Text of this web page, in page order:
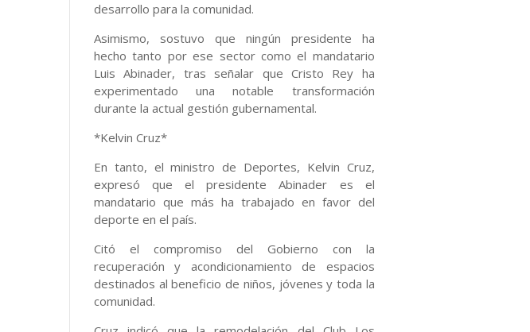
desarrollo para la comunidad.
Asimismo, sostuvo que ningún presidente ha
hecho tanto por ese sector como el mandatario
Luis Abinader, tras señalar que Cristo Rey ha
experimentado una notable transformación
durante la actual gestión gubernamental.
*Kelvin Cruz*
En tanto, el ministro de Deportes, Kelvin Cruz,
expresó que el presidente Abinader es el
mandatario que más ha trabajado en favor del
deporte en el país.
Citó el compromiso del Gobierno con la
recuperación y acondicionamiento de espacios
destinados al beneficio de niños, jóvenes y toda la
comunidad.